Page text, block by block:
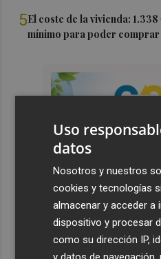
5El coste de la vivienda:
mínimo para poder comprar
Uso
datos
Nosotros y nuestros
cookies y tecnologías
almacenar y acceder a
dispositivo y procesar
como su dirección IP,